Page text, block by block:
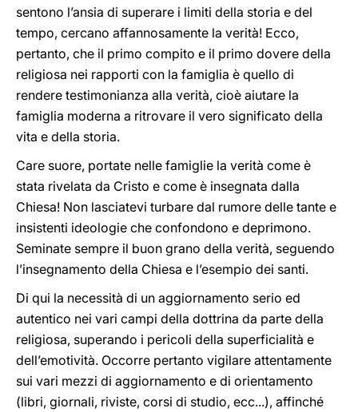
sentono l’ansia di superare i limiti della storia e del
tempo, cercano affannosamente la verità! Ecco,
pertanto, che il primo compito e il primo dovere della
religiosa nei rapporti con la famiglia è quello di
rendere testimonianza alla verità, cioè aiutare la
famiglia moderna a ritrovare il vero significato della
vita e della storia.
Care suore, portate nelle famiglie la verità come è
stata rivelata da Cristo e come è insegnata dalla
Chiesa! Non lasciatevi turbare dal rumore delle tante e
insistenti ideologie che confondono e deprimono.
Seminate sempre il buon grano della verità, seguendo
l’insegnamento della Chiesa e l’esempio dei santi.
Di qui la necessità di un aggiornamento serio ed
autentico nei vari campi della dottrina da parte della
religiosa, superando i pericoli della superficialità e
dell’emotività. Occorre pertanto vigilare attentamente
sui vari mezzi di aggiornamento e di orientamento
(libri, giornali, riviste, corsi di studio, ecc...), affinché